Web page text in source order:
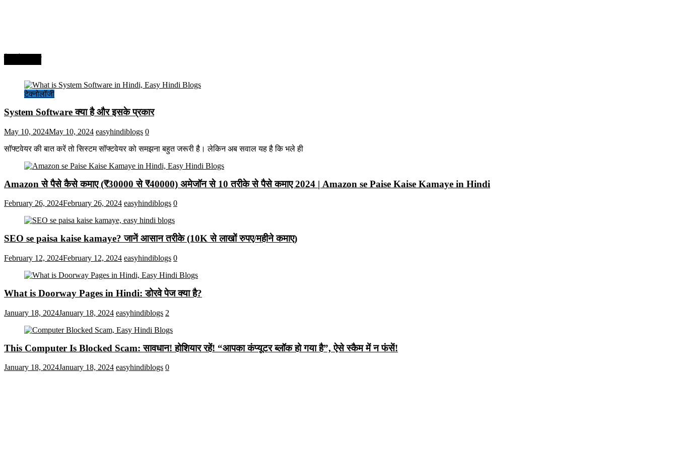
टेक्नोलॉजी
System Software क्या है और इसके प्रकार
May 10, 2024May 10, 2024 easyhindiblogs 0
सॉफ्टवेयर की बात करें तो सिस्टम सॉफ्टवेयर को समझना बहुत जरूरी है। लेकिन अब सवाल यह है कि भले ही
Amazon से पैसे कैसे कमाए (₹30000 से ₹40000) अमेजॉन से 10 तरीके से पैसे कमाए 2024 | Amazon se Paise Kaise Kamaye in Hindi
February 26, 2024February 26, 2024 easyhindiblogs 0
SEO se paisa kaise kamaye? जानें आसान तरीके (10K से लाखों रुपए/महीने कमाए)
February 12, 2024February 12, 2024 easyhindiblogs 0
What is Doorway Pages in Hindi: डोरवे पेज क्या है?
January 18, 2024January 18, 2024 easyhindiblogs 2
This Computer Is Blocked Scam: सावधान! होशियार रहें! “आपका कंप्यूटर ब्लॉक हो गया है”, ऐसे स्कैम में न फंसें!
January 18, 2024January 18, 2024 easyhindiblogs 0